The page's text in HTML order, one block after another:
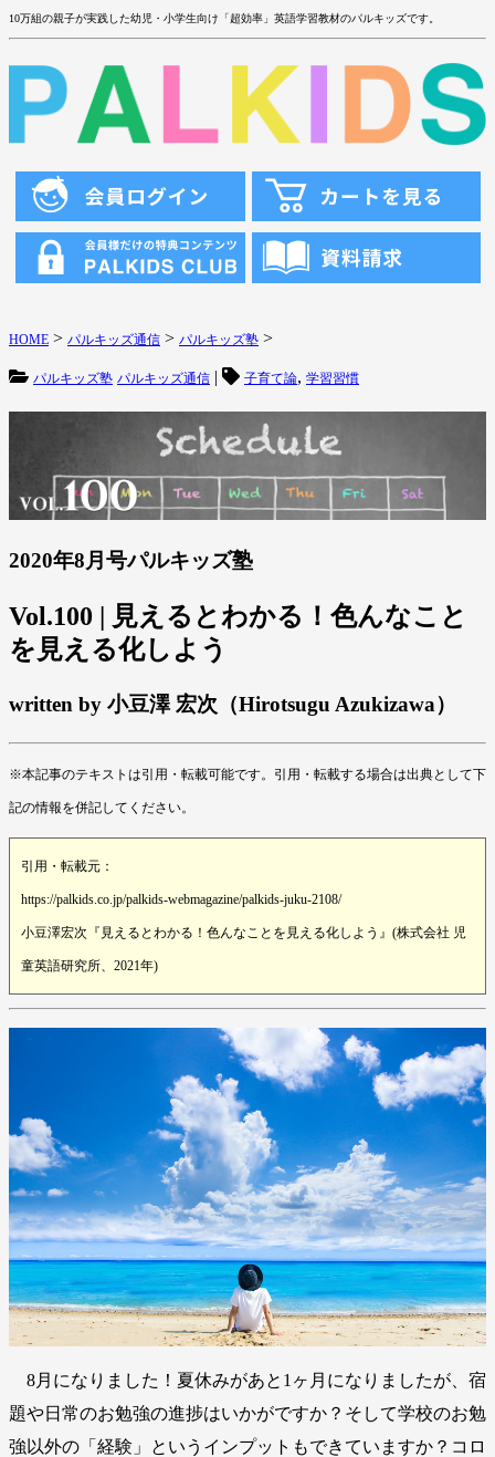
10万組の親子が実践した幼児・小学生向け「超効率」英語学習教材のパルキッズです。
HOME > パルキッズ通信 > パルキッズ塾 >
パルキッズ塾 パルキッズ通信 | 子育て論, 学習習慣
2020年8月号パルキッズ塾
Vol.100 | 見えるとわかる！色んなこと
を見える化しよう
written by 小豆澤 宏次（Hirotsugu Azukizawa）
※本記事のテキストは引用・転載可能です。引用・転載する場合は出典として下
記の情報を併記してください。
引用・転載元：
https://palkids.co.jp/palkids-webmagazine/palkids-juku-2108/
小豆澤宏次『見えるとわかる！色んなことを見える化しよう』(株式会社 児
童英語研究所、2021年)
8月になりました！夏休みがあと1ヶ月になりましたが、宿
題や日常のお勉強の進捗はいかがですか？そして学校のお勉
強以外の「経験」というインプットもできていますか？コロ